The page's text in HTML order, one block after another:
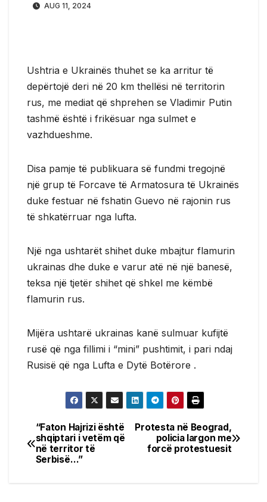
AUG 11, 2024
Ushtria e Ukrainës thuhet se ka arritur të
depërtojë deri në 20 km thellësi në territorin
rus, me mediat që shprehen se Vladimir Putin
tashmë është i frikësuar nga sulmet e
vazhdueshme.
Disa pamje të publikuara së fundmi tregojnë
një grup të Forcave të Armatosura të Ukrainës
duke festuar në fshatin Guevo në rajonin rus
të shkatërruar nga lufta.
Një nga ushtarët shihet duke mbajtur flamurin
ukrainas dhe duke e varur atë në një banesë,
teksa një tjetër shihet që shkel me këmbë
flamurin rus.
Mijëra ushtarë ukrainas kanë sulmuar kufijtë
rusë që nga fillimi i “mini” pushtimit, i pari ndaj
Rusisë që nga Lufta e Dytë Botërore .
Post
navigation
Protesta në Beograd,
policia largon me
forcë protestuesit
“Faton Hajrizi është
shqiptari i vetëm që
në territor të
Serbisë…”